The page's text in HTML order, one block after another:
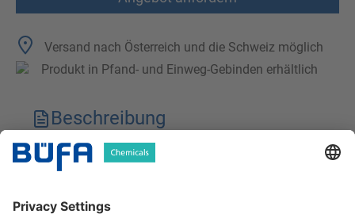
Versand nach Österreich und die Schweiz möglich
Produkt in Pfand- und Einweg-Gebinden erhältlich
Beschreibung
Technische Merkmale